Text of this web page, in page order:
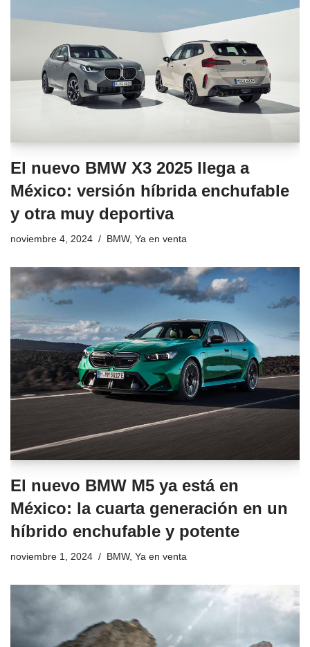
El nuevo BMW X3 2025 llega a
México: versión híbrida enchufable
y otra muy deportiva
noviembre 4, 2024 BMW, Ya en venta
El nuevo BMW M5 ya está en
México: la cuarta generación en un
híbrido enchufable y potente
noviembre 1, 2024 BMW, Ya en venta